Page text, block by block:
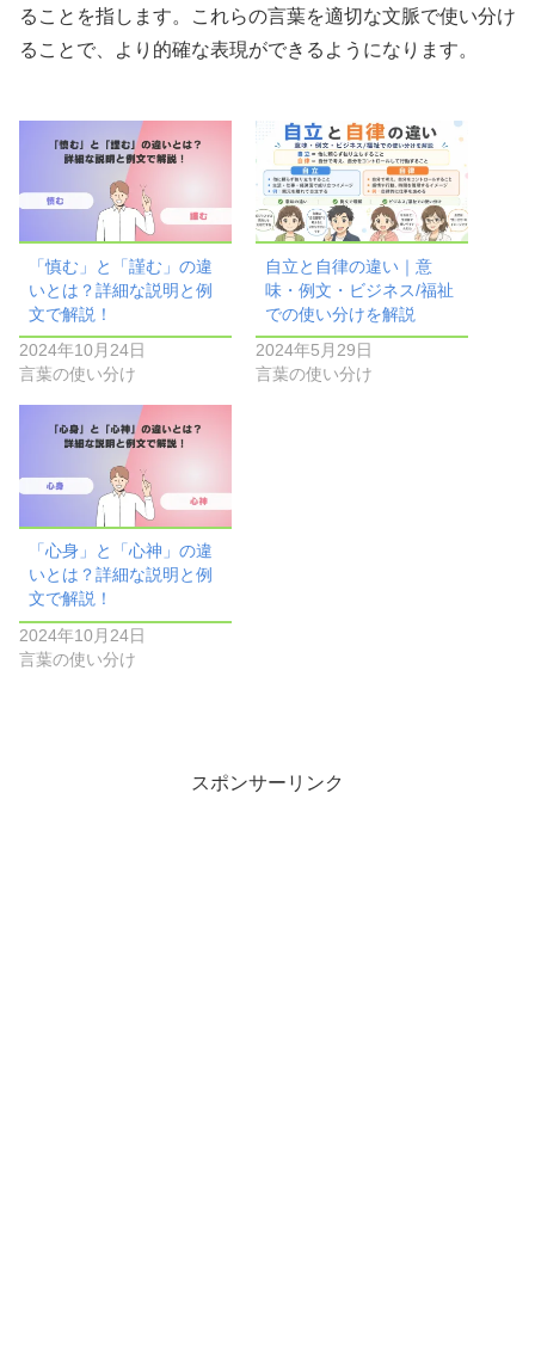
ることを指します。これらの言葉を適切な文脈で使い分け
ることで、より的確な表現ができるようになります。
「慎む」と「謹む」の違
いとは？詳細な説明と例
文で解説！
2024年10月24日
言葉の使い分け
自立と自律の違い｜意
味・例文・ビジネス/福祉
での使い分けを解説
2024年5月29日
言葉の使い分け
「心身」と「心神」の違
いとは？詳細な説明と例
文で解説！
2024年10月24日
言葉の使い分け
スポンサーリンク